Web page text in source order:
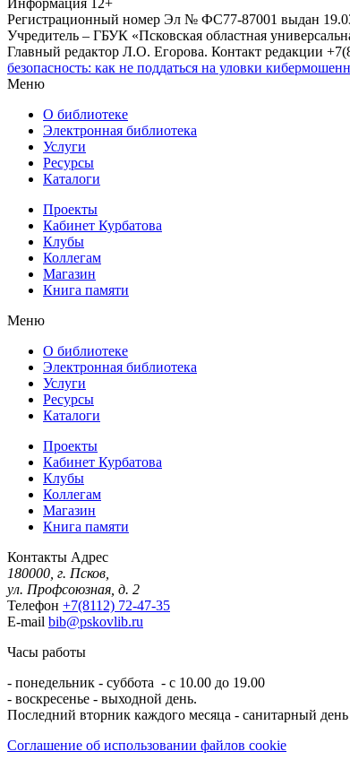
Регистрационный номер Эл № ФС77-87001 выдан
Учредитель – ГБУК «Псковская областная
Главный редактор Л.О. Егорова. Контакт редакции
безопасность: как не поддаться на уловки
Меню
О библиотеке
Электронная библиотека
Услуги
Ресурсы
Каталоги
Проекты
Кабинет Курбатова
Клубы
Коллегам
Магазин
Книга памяти
Меню
О библиотеке
Электронная библиотека
Услуги
Ресурсы
Каталоги
Проекты
Кабинет Курбатова
Клубы
Коллегам
Магазин
Книга памяти
Контакты Адрес
180000, г. Псков,
ул. Профсоюзная, д. 2
Телефон +7(8112) 72-47-35
E-mail bib@pskovlib.ru
Часы работы
- понедельник - суббота - с 10.00 до 19.00
- воскресенье - выходной день.
Последний вторник каждого месяца - санитарный день
Соглашение об использовании файлов cookie